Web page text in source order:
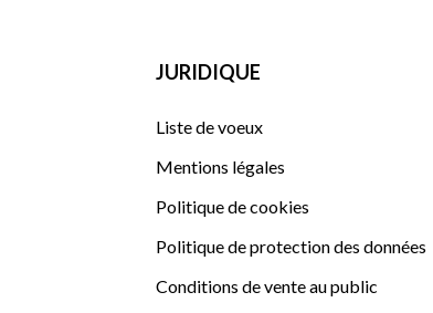
JURIDIQUE
Liste de voeux
Mentions légales
Politique de cookies
Politique de protection des données
Conditions de vente au public